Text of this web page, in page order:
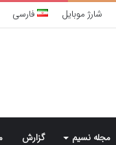
شارژ موبایل فارسی
مجله نسیم گزارش